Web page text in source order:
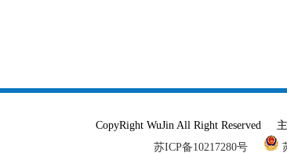
CopyRight WuJin All Right Reserved
苏ICP备10217280号